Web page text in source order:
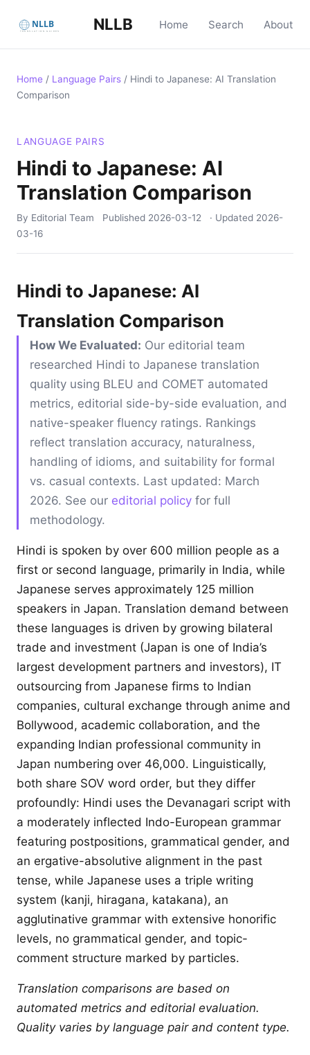
NLLB Home Search About
Home / Language Pairs / Hindi to Japanese: AI Translation
Comparison
LANGUAGE PAIRS
Hindi to Japanese: AI
Translation Comparison
By Editorial Team Published 2026-03-12 · Updated 2026-
03-16
Hindi to Japanese: AI
Translation Comparison
How We Evaluated: Our editorial team
researched Hindi to Japanese translation
quality using BLEU and COMET automated
metrics, editorial side-by-side evaluation, and
native-speaker fluency ratings. Rankings
reflect translation accuracy, naturalness,
handling of idioms, and suitability for formal
vs. casual contexts. Last updated: March
2026. See our editorial policy for full
methodology.
Hindi is spoken by over 600 million people as a
first or second language, primarily in India, while
Japanese serves approximately 125 million
speakers in Japan. Translation demand between
these languages is driven by growing bilateral
trade and investment (Japan is one of India’s
largest development partners and investors), IT
outsourcing from Japanese firms to Indian
companies, cultural exchange through anime and
Bollywood, academic collaboration, and the
expanding Indian professional community in
Japan numbering over 46,000. Linguistically,
both share SOV word order, but they differ
profoundly: Hindi uses the Devanagari script with
a moderately inflected Indo-European grammar
featuring postpositions, grammatical gender, and
an ergative-absolutive alignment in the past
tense, while Japanese uses a triple writing
system (kanji, hiragana, katakana), an
agglutinative grammar with extensive honorific
levels, no grammatical gender, and topic-
comment structure marked by particles.
Translation comparisons are based on
automated metrics and editorial evaluation.
Quality varies by language pair and content type.